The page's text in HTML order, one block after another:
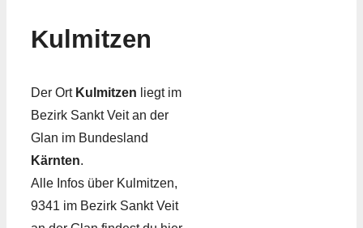
Kulmitzen
Der Ort Kulmitzen liegt im
Bezirk Sankt Veit an der
Glan im Bundesland
Kärnten.
Alle Infos über Kulmitzen,
9341 im Bezirk Sankt Veit